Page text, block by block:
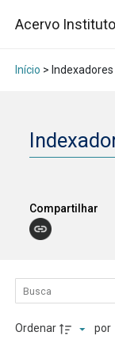
Acervo
Início > Indexadores
Compartilhar
Lista de
Controle
Ordenar por